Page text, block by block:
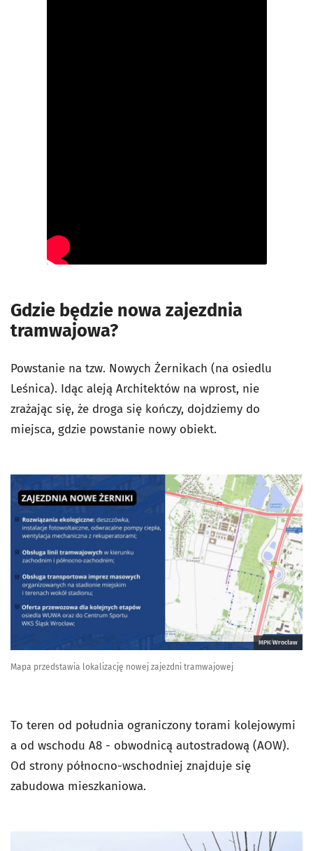
Gdzie będzie nowa zajezdnia
tramwajowa?
Powstanie na tzw. Nowych Żernikach (na osiedlu
Leśnica). Idąc aleją Architektów na wprost, nie
zrażając się, że droga się kończy, dojdziemy do
miejsca, gdzie powstanie nowy obiekt.
MPK Wrocław
Mapa przedstawia lokalizację nowej zajezdni tramwajowej
To teren od południa ograniczony torami kolejowymi
a od wschodu A8 - obwodnicą autostradową (AOW).
Od strony północno-wschodniej znajduje się
zabudowa mieszkaniowa.